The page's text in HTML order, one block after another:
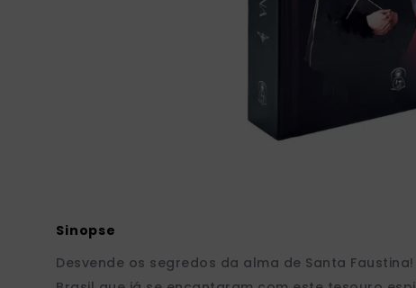
Desvende os segredos da alma de Santa